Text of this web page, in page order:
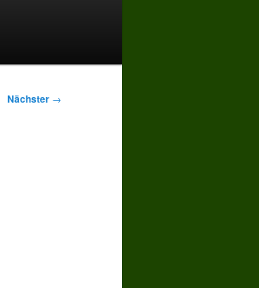
Nächster →